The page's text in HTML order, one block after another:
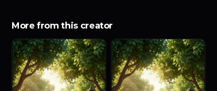
More from this creator